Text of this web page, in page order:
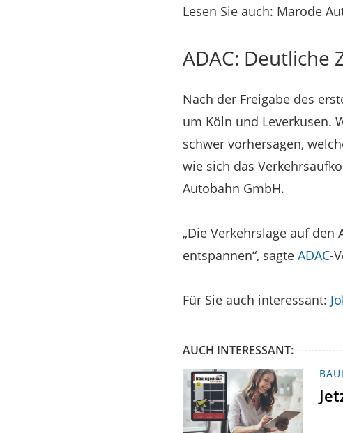
Lesen Sie auch: Marode
ADAC: Deutliche
Nach der Freigabe des
um Köln und Leverkusen.
schwer vorhersagen,
wie sich das
Autobahn GmbH.
„Die Verkehrslage auf
entspannen“, sagte ADAC-
Für Sie auch interessant:
AUCH INTERESSANT: